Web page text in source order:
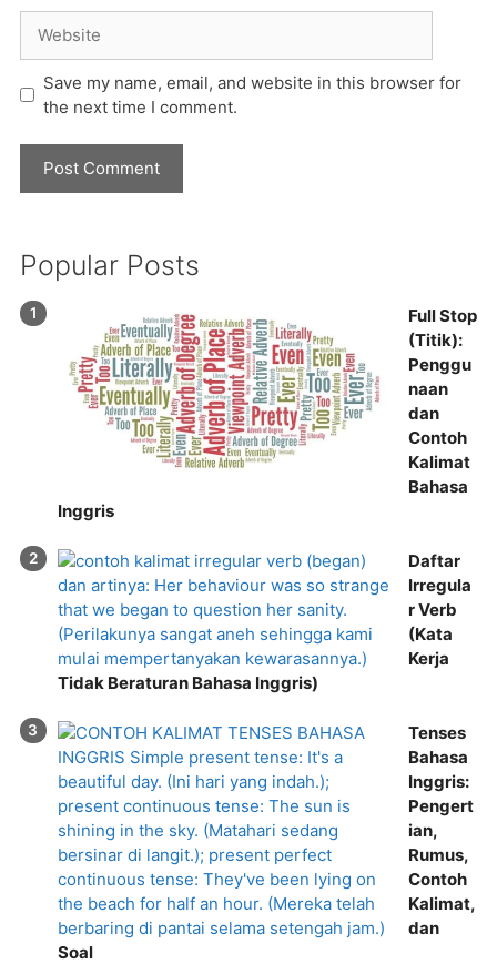
Save my name, email, and website in this browser for
the next time I comment.
Popular Posts
Full Stop
(Titik):
Penggu
naan
dan
Contoh
Kalimat
Bahasa
Inggris
Daftar
Irregula
r Verb
(Kata
Kerja
Tidak Beraturan Bahasa Inggris)
Tenses
Bahasa
Inggris:
Pengert
ian,
Rumus,
Contoh
Kalimat,
dan
Soal